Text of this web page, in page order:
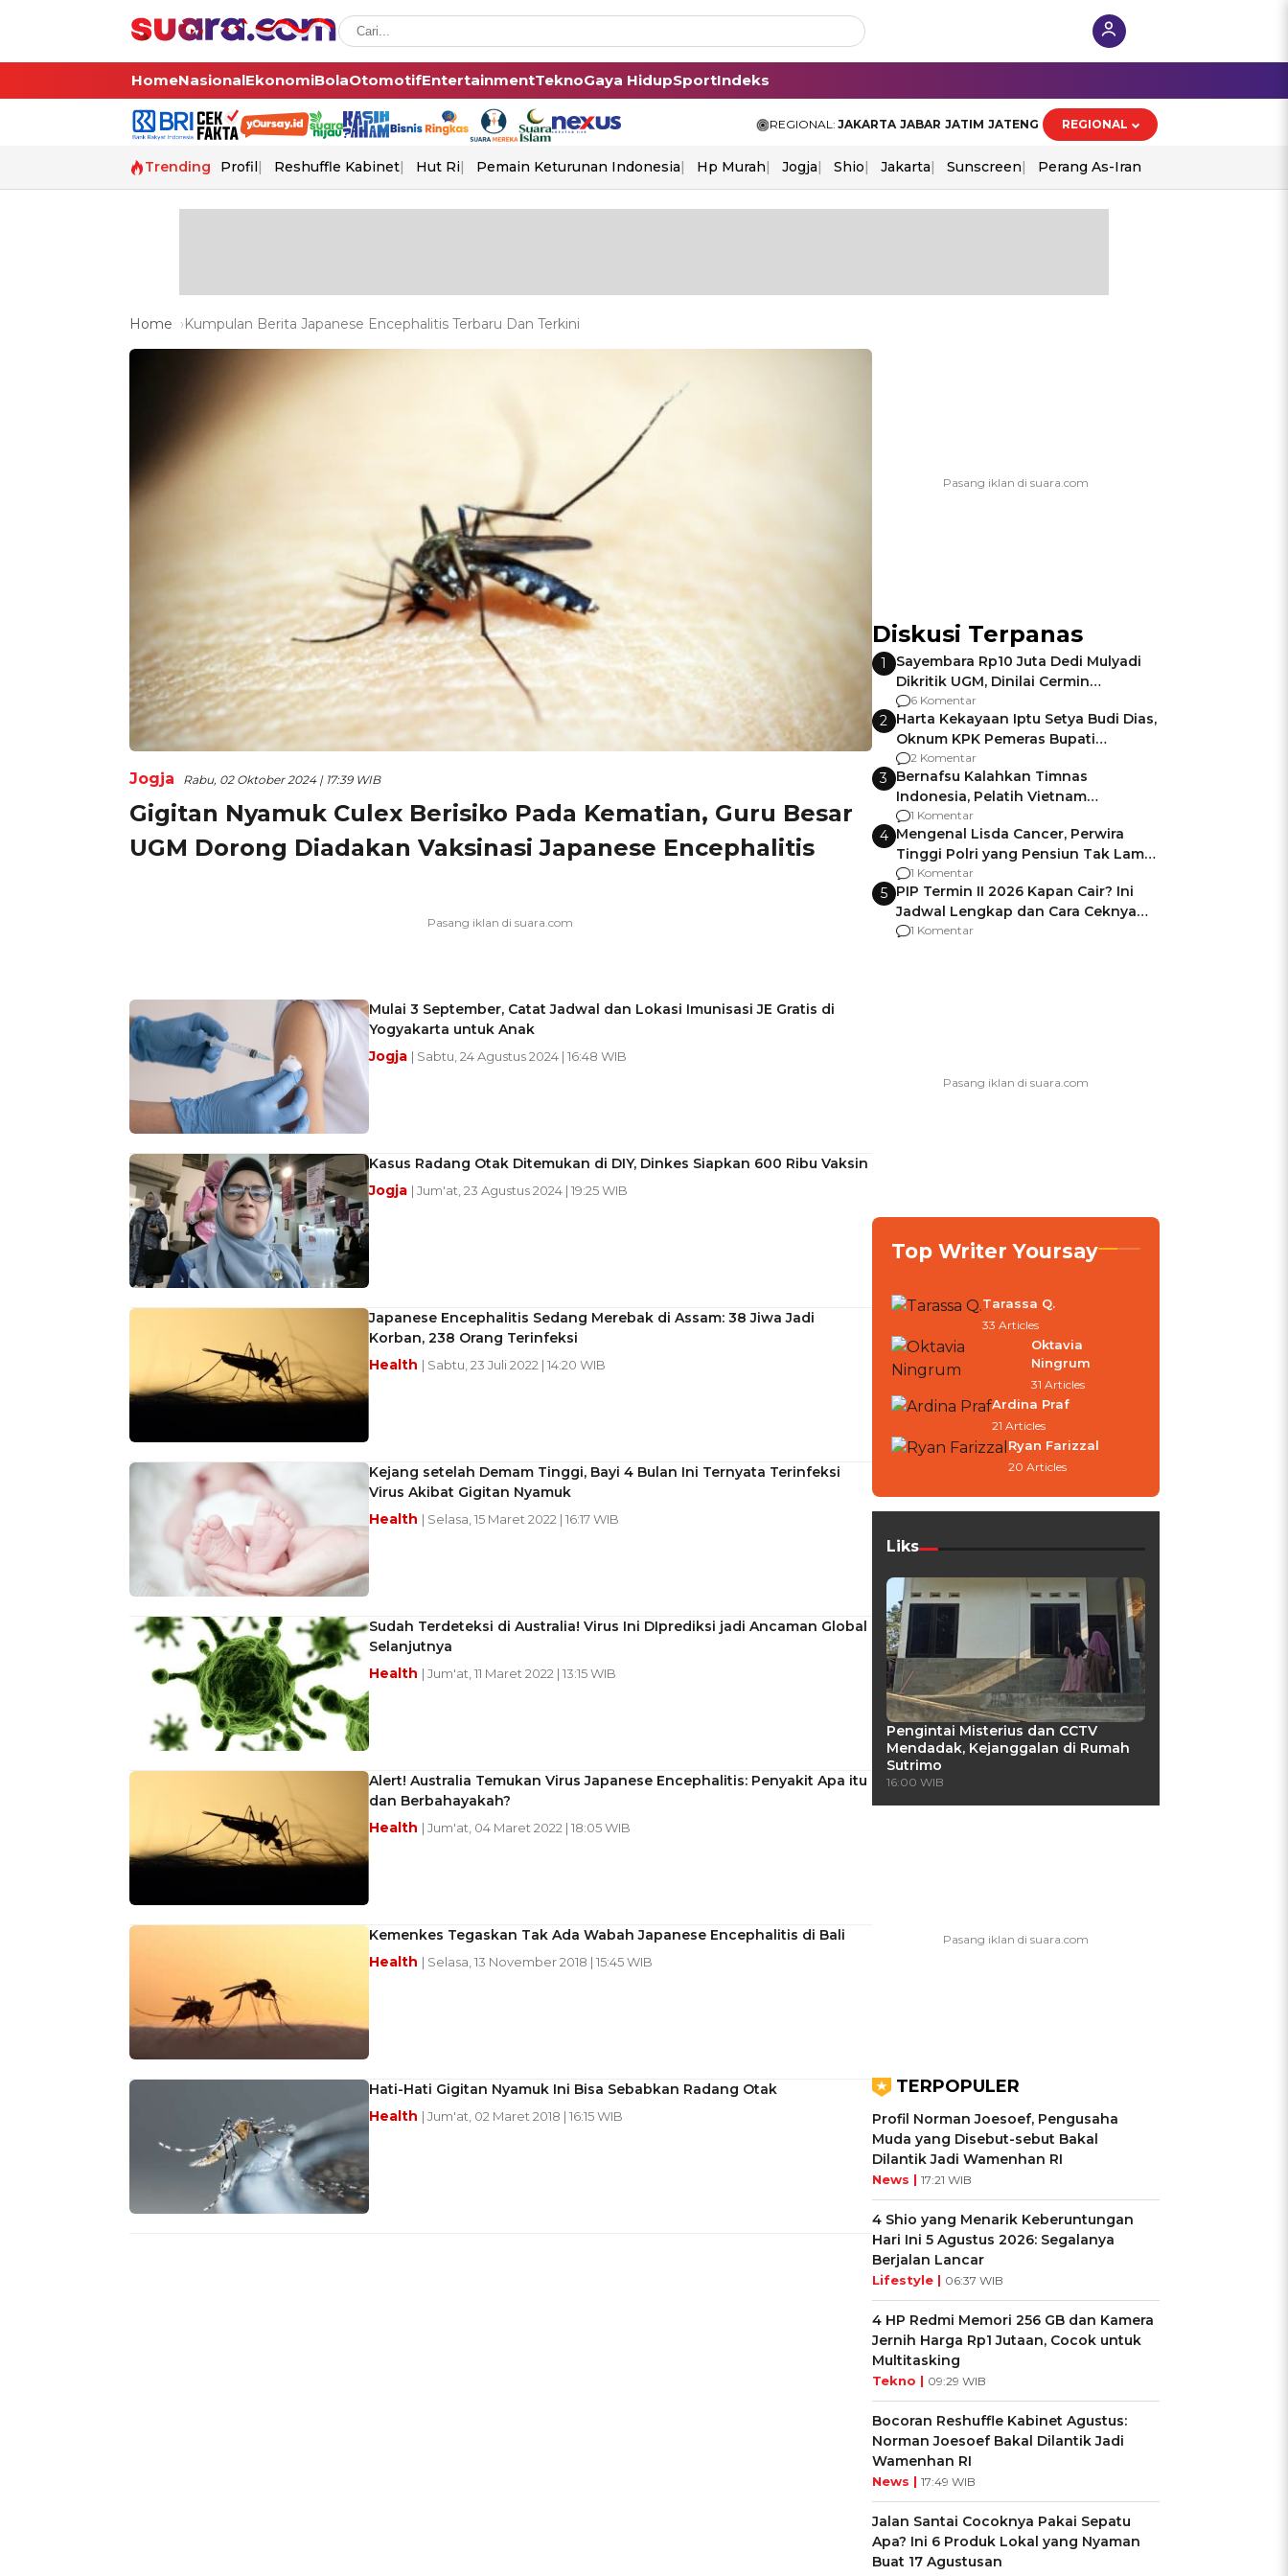
HomeNasionalEkonomiBolaOtomotifEntertainmentTeknoGaya HidupSportIndeks
REGIONAL: JAKARTA JABAR JATIM JATENG REGIONAL
Trending Profil Reshuffle Kabinet Hut Ri Pemain Keturunan Indonesia Hp Murah Jogja Shio Jakarta Sunscreen Perang As-Iran
Home Kumpulan Berita Japanese Encephalitis Terbaru Dan Terkini
Jogja Rabu, 02 Oktober 2024 | 17:39 WIB
Gigitan Nyamuk Culex Berisiko Pada Kematian, Guru Besar
UGM Dorong Diadakan Vaksinasi Japanese Encephalitis
Mulai 3 September, Catat Jadwal dan Lokasi Imunisasi JE Gratis di
Yogyakarta untuk Anak
Jogja | Sabtu, 24 Agustus 2024 | 16:48 WIB
Kasus Radang Otak Ditemukan di DIY, Dinkes Siapkan 600 Ribu Vaksin
Jogja | Jum'at, 23 Agustus 2024 | 19:25 WIB
Japanese Encephalitis Sedang Merebak di Assam: 38 Jiwa Jadi
Korban, 238 Orang Terinfeksi
Health | Sabtu, 23 Juli 2022 | 14:20 WIB
Kejang setelah Demam Tinggi, Bayi 4 Bulan Ini Ternyata Terinfeksi
Virus Akibat Gigitan Nyamuk
Health | Selasa, 15 Maret 2022 | 16:17 WIB
Sudah Terdeteksi di Australia! Virus Ini DIprediksi jadi Ancaman Global
Selanjutnya
Health | Jum'at, 11 Maret 2022 | 13:15 WIB
Alert! Australia Temukan Virus Japanese Encephalitis: Penyakit Apa itu
dan Berbahayakah?
Health | Jum'at, 04 Maret 2022 | 18:05 WIB
Kemenkes Tegaskan Tak Ada Wabah Japanese Encephalitis di Bali
Health | Selasa, 13 November 2018 | 15:45 WIB
Hati-Hati Gigitan Nyamuk Ini Bisa Sebabkan Radang Otak
Health | Jum'at, 02 Maret 2018 | 16:15 WIB
Diskusi Terpanas
1
Sayembara Rp10 Juta Dedi Mulyadi
Dikritik UGM, Dinilai Cermin
Gagalnya Negara Jamin Keamanan
6 Komentar
2 Harta Kekayaan Iptu Setya Budi Dias,
Oknum KPK Pemeras Bupati
Pemalang
2 Komentar
3 Bernafsu Kalahkan Timnas
Indonesia, Pelatih Vietnam
Berencana Pakai Jimat di Pakansari
1 Komentar
4 Mengenal Lisda Cancer, Perwira
Tinggi Polri yang Pensiun Tak Lama
Usai Jadi Brigjen
1 Komentar
5 PIP Termin II 2026 Kapan Cair? Ini
Jadwal Lengkap dan Cara Ceknya
agar Dana Tidak Hangus!
1 Komentar
Top Writer Yoursay
Tarassa Q.
33 Articles
Oktavia
Ningrum
31 Articles
Ardina Praf
21 Articles
Ryan Farizzal
20 Articles
Liks
Pengintai Misterius dan CCTV
Mendadak, Kejanggalan di Rumah
Sutrimo
16:00 WIB
TERPOPULER
Profil Norman Joesoef, Pengusaha
Muda yang Disebut-sebut Bakal
Dilantik Jadi Wamenhan RI
News | 17:21 WIB
4 Shio yang Menarik Keberuntungan
Hari Ini 5 Agustus 2026: Segalanya
Berjalan Lancar
Lifestyle | 06:37 WIB
4 HP Redmi Memori 256 GB dan Kamera
Jernih Harga Rp1 Jutaan, Cocok untuk
Multitasking
Tekno | 09:29 WIB
Bocoran Reshuffle Kabinet Agustus:
Norman Joesoef Bakal Dilantik Jadi
Wamenhan RI
News | 17:49 WIB
Jalan Santai Cocoknya Pakai Sepatu
Apa? Ini 6 Produk Lokal yang Nyaman
Buat 17 Agustusan